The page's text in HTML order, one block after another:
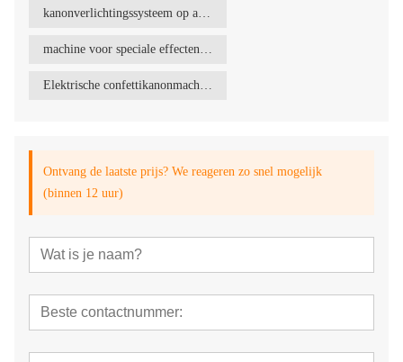
Ontvang de laatste prijs? We reageren zo snel mogelijk
(binnen 12 uur)